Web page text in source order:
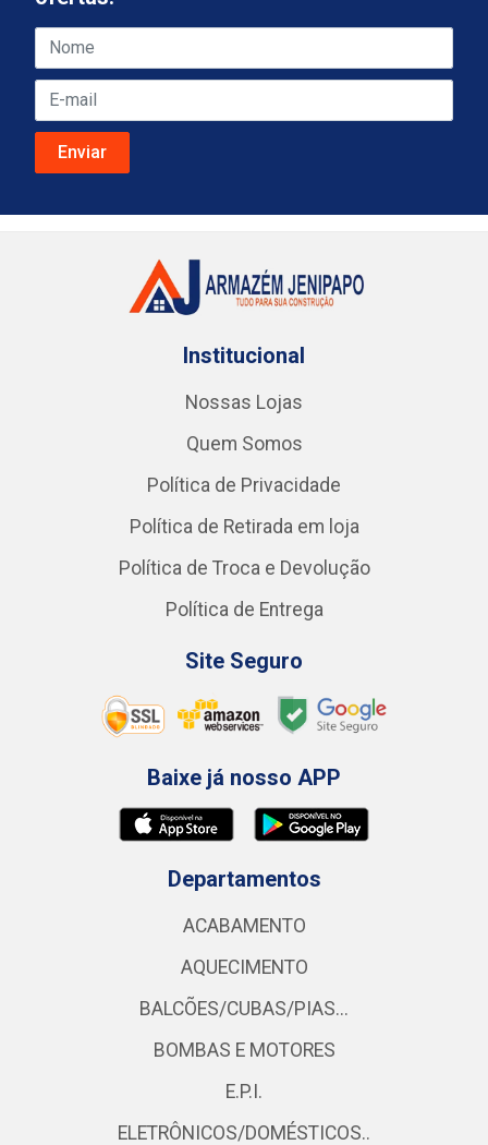
Institucional
Nossas Lojas
Quem Somos
Política de Privacidade
Política de Retirada em loja
Política de Troca e Devolução
Política de Entrega
Site Seguro
Baixe já nosso APP
Departamentos
ACABAMENTO
AQUECIMENTO
BALCÕES/CUBAS/PIAS...
BOMBAS E MOTORES
E.P.I.
ELETRÔNICOS/DOMÉSTICOS..